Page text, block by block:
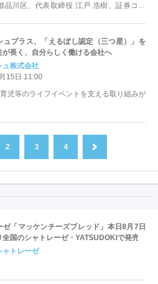
品川区、代表取締役 江戸 浩樹、証券コー
ュプラス、「えるぼし認定（三つ星）」を
が長く、自分らしく働ける会社へ
ュ株式会社
15日 11:00
児等のライフイベントを支える取り組みが
2 3 4
ゼ「マッケンチーズブレッド」本日8月7日
全国のシャトレーゼ・YATSUDOKIで発売
ャトレーゼ